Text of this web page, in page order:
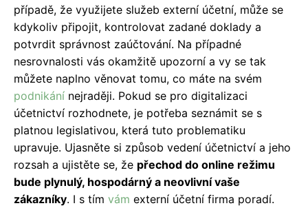
případě, že využijete služeb externí účetní, může se
kdykoliv připojit, kontrolovat zadané doklady a
potvrdit správnost zaúčtování. Na případné
nesrovnalosti vás okamžitě upozorní a vy se tak
můžete naplno věnovat tomu, co máte na svém
podnikání nejraději. Pokud se pro digitalizaci
účetnictví rozhodnete, je potřeba seznámit se s
platnou legislativou, která tuto problematiku
upravuje. Ujasněte si způsob vedení účetnictví a jeho
rozsah a ujistěte se, že přechod do online režimu
bude plynulý, hospodárný a neovlivní vaše
zákazníky. I s tím vám externí účetní firma poradí.